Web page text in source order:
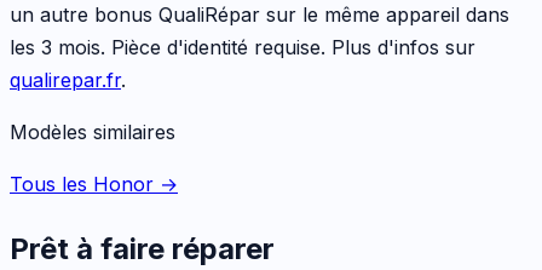
un autre bonus QualiRépar sur le même appareil dans
les 3 mois. Pièce d'identité requise. Plus d'infos sur
qualirepar.fr.
Modèles similaires
Tous les Honor →
Prêt à faire réparer